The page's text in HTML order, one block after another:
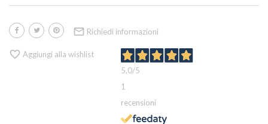
 Richiedi informazioni
 Aggiungi alla wishlist
5,0/5
1
recensioni